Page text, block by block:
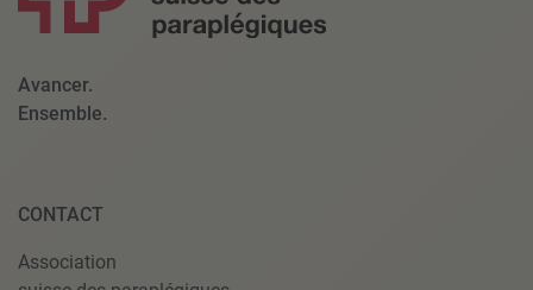
Avancer.
Ensemble.
CONTACT
Association